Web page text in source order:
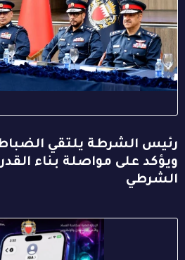
رئيس الشرطة يلتقي الضباط
ويؤكد على مواصلة بناء
الشرطي